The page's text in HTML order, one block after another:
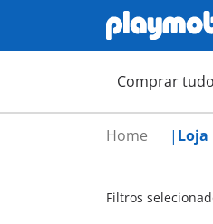
Comprar tudo
Home Loja
Filtros